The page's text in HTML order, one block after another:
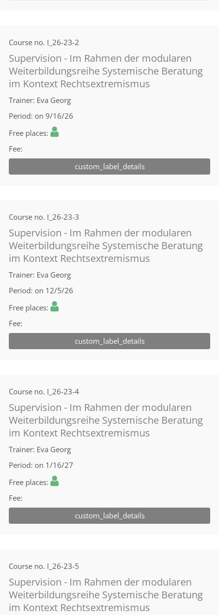
Course no. I_26-23-2
Supervision - Im Rahmen der modularen
Weiterbildungsreihe Systemische Beratung
im Kontext Rechtsextremismus
Trainer Eva Georg
Period on 9/16/26
Free places
Fee
custom_label_details
Course no. I_26-23-3
Supervision - Im Rahmen der modularen
Weiterbildungsreihe Systemische Beratung
im Kontext Rechtsextremismus
Trainer Eva Georg
Period on 12/5/26
Free places
Fee
custom_label_details
Course no. I_26-23-4
Supervision - Im Rahmen der modularen
Weiterbildungsreihe Systemische Beratung
im Kontext Rechtsextremismus
Trainer Eva Georg
Period on 1/16/27
Free places
Fee
custom_label_details
Course no. I_26-23-5
Supervision - Im Rahmen der modularen
Weiterbildungsreihe Systemische Beratung
im Kontext Rechtsextremismus